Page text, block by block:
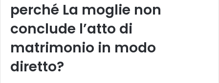
perché La moglie non
conclude l’atto di
matrimonio in modo
diretto?